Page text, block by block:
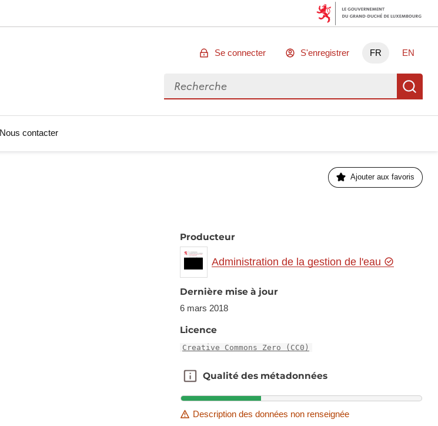
Se connecter S'enregistrer FR EN
Rechercher des données
Nous contacter
Ajouter aux favoris
Producteur
Administration de la gestion de l'eau
Dernière mise à jour
6 mars 2018
Licence
Creative Commons Zero (CC0)
Qualité des métadonnées
Qualité des métadonnées
Description des données non renseignée